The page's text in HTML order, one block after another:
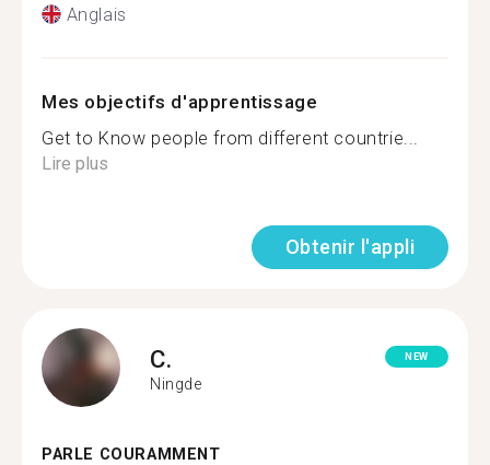
Anglais
Mes objectifs d'apprentissage
Get to Know people from different countrie...
Lire plus
Obtenir l'appli
C.
Ningde
NEW
PARLE COURAMMENT